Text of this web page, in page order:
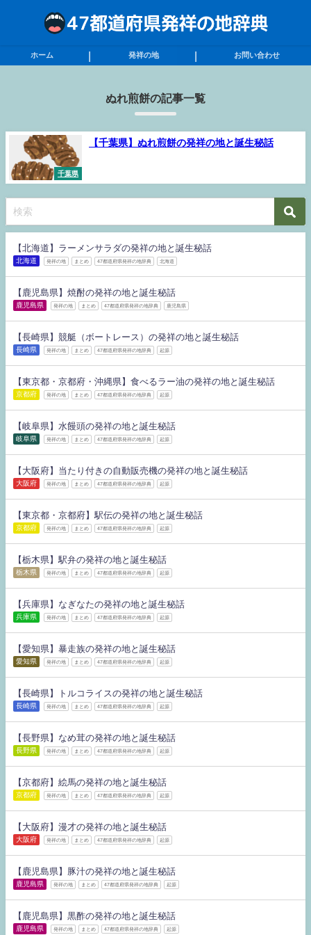
ホーム 発祥の地 お問い合わせ
ぬれ煎餅の記事一覧
千葉県
【千葉県】ぬれ煎餅の発祥の地と誕生秘話
【北海道】ラーメンサラダの発祥の地と誕生秘話
北海道 発祥の地 まとめ 47都道府県発祥の地辞典 北海道
【鹿児島県】焼酎の発祥の地と誕生秘話
鹿児島県 発祥の地 まとめ 47都道府県発祥の地辞典 鹿児島県
【長崎県】競艇（ボートレース）の発祥の地と誕生秘話
長崎県 発祥の地 まとめ 47都道府県発祥の地辞典 起源
【東京都・京都府・沖縄県】食べるラー油の発祥の地と誕生秘話
京都府 発祥の地 まとめ 47都道府県発祥の地辞典 起源
【岐阜県】水饅頭の発祥の地と誕生秘話
岐阜県 発祥の地 まとめ 47都道府県発祥の地辞典 起源
【大阪府】当たり付きの自動販売機の発祥の地と誕生秘話
大阪府 発祥の地 まとめ 47都道府県発祥の地辞典 起源
【東京都・京都府】駅伝の発祥の地と誕生秘話
京都府 発祥の地 まとめ 47都道府県発祥の地辞典 起源
【栃木県】駅弁の発祥の地と誕生秘話
栃木県 発祥の地 まとめ 47都道府県発祥の地辞典 起源
【兵庫県】なぎなたの発祥の地と誕生秘話
兵庫県 発祥の地 まとめ 47都道府県発祥の地辞典 起源
【愛知県】暴走族の発祥の地と誕生秘話
愛知県 発祥の地 まとめ 47都道府県発祥の地辞典 起源
【長崎県】トルコライスの発祥の地と誕生秘話
長崎県 発祥の地 まとめ 47都道府県発祥の地辞典 起源
【長野県】なめ茸の発祥の地と誕生秘話
長野県 発祥の地 まとめ 47都道府県発祥の地辞典 起源
【京都府】絵馬の発祥の地と誕生秘話
京都府 発祥の地 まとめ 47都道府県発祥の地辞典 起源
【大阪府】漫才の発祥の地と誕生秘話
大阪府 発祥の地 まとめ 47都道府県発祥の地辞典 起源
【鹿児島県】豚汁の発祥の地と誕生秘話
鹿児島県 発祥の地 まとめ 47都道府県発祥の地辞典 起源
【鹿児島県】黒酢の発祥の地と誕生秘話
鹿児島県 発祥の地 まとめ 47都道府県発祥の地辞典 起源